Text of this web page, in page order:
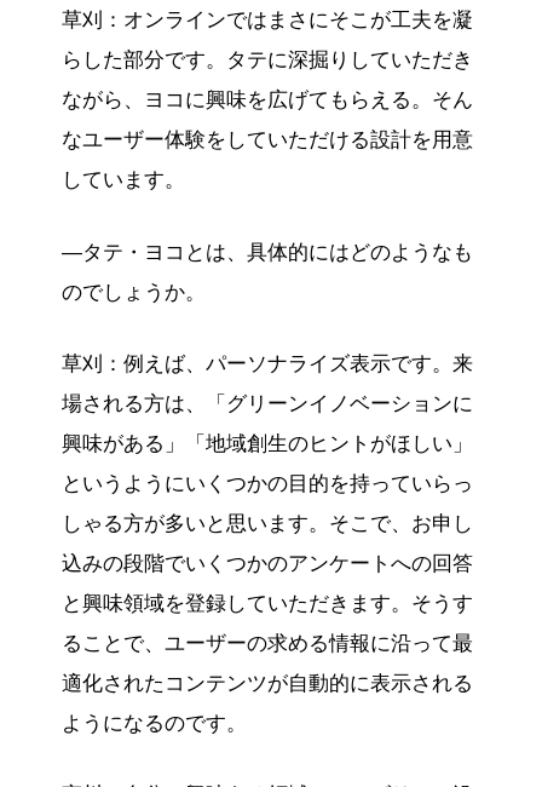
草刈：オンラインではまさにそこが工夫を凝
らした部分です。タテに深掘りしていただき
ながら、ヨコに興味を広げてもらえる。そん
なユーザー体験をしていただける設計を用意
しています。
―タテ・ヨコとは、具体的にはどのようなも
のでしょうか。
草刈：例えば、パーソナライズ表示です。来
場される方は、「グリーンイノベーションに
興味がある」「地域創生のヒントがほしい」
というようにいくつかの目的を持っていらっ
しゃる方が多いと思います。そこで、お申し
込みの段階でいくつかのアンケートへの回答
と興味領域を登録していただきます。そうす
ることで、ユーザーの求める情報に沿って最
適化されたコンテンツが自動的に表示される
ようになるのです。